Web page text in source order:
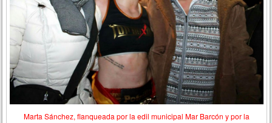
Marta Sánchez, flanqueada por la edil municipal Mar Barcón y por la